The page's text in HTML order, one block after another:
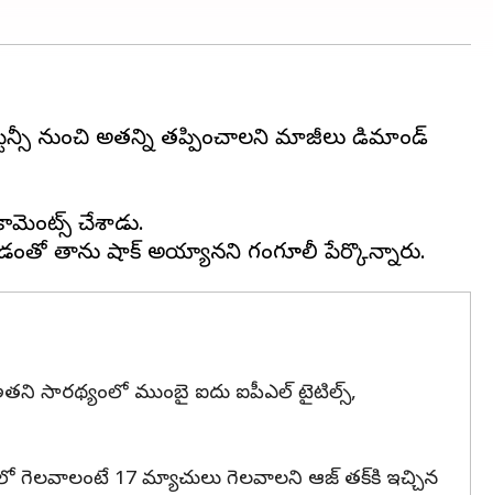
నుంచి అతన్ని తప్పించాలని మాజీలు డిమాండ్
కామెంట్స్ చేశాడు.
సారథ్యంలో ముంబై ఐదు ఐపీఎల్ టైటిల్స్,
గెలవాలంటే 17 మ్యాచులు గెలవాలని ఆజ్‌ తక్‌కి ఇచ్చిన